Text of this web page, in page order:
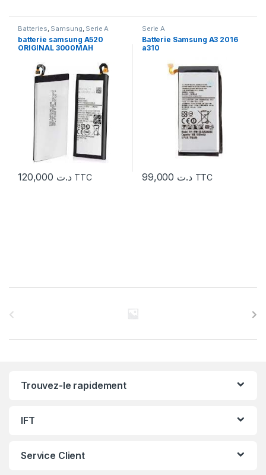
Batteries Samsung Serie A
batterie samsung A520
ORIGINAL 3000MAH
د.ت TTC
Serie A
Batterie Samsung A3 2016
a310
د.ت TTC
Trouvez-le rapidement
IFT
Service Client